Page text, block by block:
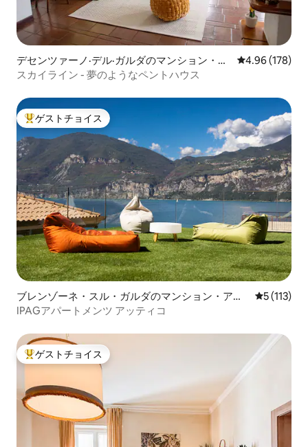
デセンツァーノ·デル·ガルダのマンション・ア
パート
レビュー178
4.96 (178)
スカイライン - 夢のようなペントハウス
大好評のゲストチョイスです。
ゲストチョイス
ブレンゾーネ・スル・ガルダのマンション・アパ
ート
レビュー
5 (113)
IPAGアパートメンツ アッティコ
大好評のゲストチョイスです。
ゲストチョイス